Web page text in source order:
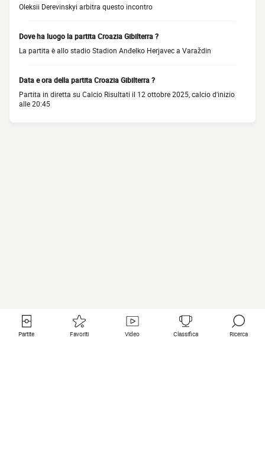
Oleksii Derevinskyi arbitra questo incontro
Dove ha luogo la partita Croazia Gibilterra ?
La partita è allo stadio Stadion Anđelko Herjavec a Varaždin
Data e ora della partita Croazia Gibilterra ?
Partita in diretta su Calcio Risultati il 12 ottobre 2025, calcio d'inizio
alle 20:45
Partite Favoriti Video Classifica Ricerca